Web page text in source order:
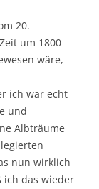
20.
um 1800
wäre,
ich war echt
und
Albträume
nun wirklich
ich das wieder